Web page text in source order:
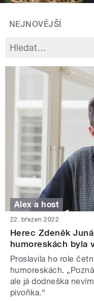
NEJNOVĚJŠÍ
Alex a host
22. březen 2022
Herec Zdeněk
humoreskách byla
Proslavila ho role
humoreskách.
ale já dodneška
pivoňka.“